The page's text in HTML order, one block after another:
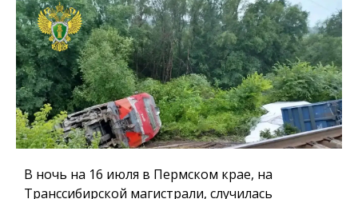
В ночь на 16 июля в Пермском крае, на
Транссибирской магистрали, случилась